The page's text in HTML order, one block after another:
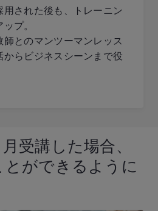
用された後も、トレーニン
プ。
とのマンツーマンレッス
からビジネスシーンまで役
受講した場合、
とができるように